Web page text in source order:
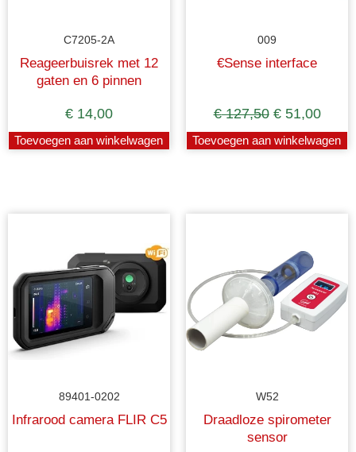
C7205-2A
Reageerbuisrek met 12
gaten en 6 pinnen
€ 14,00
Toevoegen aan winkelwagen
009
€Sense interface
€127,50 €51,00
Toevoegen aan winkelwagen
89401-0202
Infrarood camera FLIR C5
W52
Draadloze spirometer
sensor